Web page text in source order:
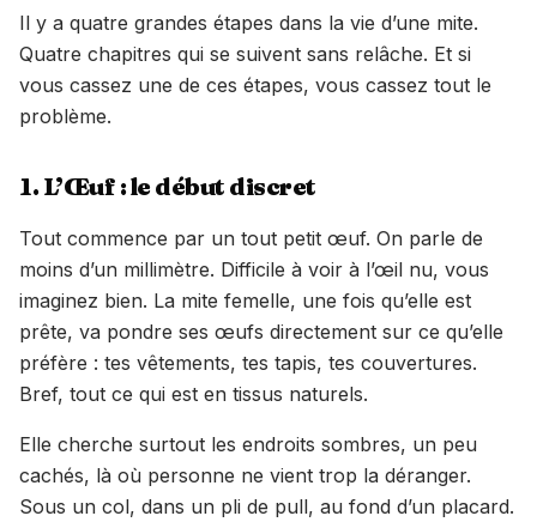
Il y a quatre grandes étapes dans la vie d’une mite.
Quatre chapitres qui se suivent sans relâche. Et si
vous cassez une de ces étapes, vous cassez tout le
problème.
1. L’Œuf : le début discret
Tout commence par un tout petit œuf. On parle de
moins d’un millimètre. Difficile à voir à l’œil nu, vous
imaginez bien. La mite femelle, une fois qu’elle est
prête, va pondre ses œufs directement sur ce qu’elle
préfère : tes vêtements, tes tapis, tes couvertures.
Bref, tout ce qui est en tissus naturels.
Elle cherche surtout les endroits sombres, un peu
cachés, là où personne ne vient trop la déranger.
Sous un col, dans un pli de pull, au fond d’un placard.